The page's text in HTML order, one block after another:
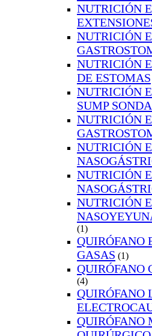
NUTRICIÓN
NUTRICIÓN
NUTRICIÓN
DE ESTOMAS
NUTRICIÓN
SUMP
NUTRICIÓN
NUTRICIÓN
NUTRICIÓN
NUTRICIÓN
(1)
QUIRÓFANO
GASAS (1)
QUIRÓFANO
(4)
QUIRÓFANO
QUIRÓFANO